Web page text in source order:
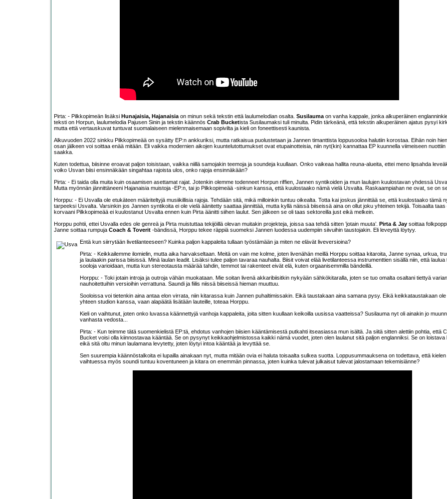
Pirta: - Pilkkopimeän lisäksi Hunajaisia, Hajanaisiaon minun sekä tekstin että laulumelodian osalta. Susilaumaon vanha kappale, jonka alkuperäinen
teksti on Horpun, laulumelodia Pajusen Sinin ja tekstin käännös Crab Bucketista Susilaumaksi tuli minulta. Pidin tärkeänä, että tekstin alkuperäinen ajatus pysyi
mutta että vertauskuvat tuntuvat suomalaiseen mielenmaisemaan sopivilta ja kieli on foneettisesti kaunista.
Alkuvuoden 2022 sinkku Pilkkopimeää on sysätty EP:n ankkuriksi, mutta ratkaisua puolustetaan ja Jannen timanttista loppusooloa halutiin korostaa. Eihän noin
osan jälkeen voi soittaa enää mitään. Eli vaikka modernien aikojen kuuntelutottumukset ovat etupainotteisia, niin nyt(kin) kannattaa EP kuunnella viimeiseen nuottiin
saakka.
Kuten todettua, biisinne eroavat paljon toisistaan, vaikka niillä samojakin teemoja ja soundeja kuullaan. Onko vaikeaa hallita reuna-alueita, ettei meno lipsahda
voiko Usvan biisi ensinnäkään singahtaa rajoista ulos, onko rajoja ensinnäkään?
Pirta: - Ei taida olla muita kuin osaamisen asettamat rajat. Jotenkin olemme todenneet Horpun riffien, Jannen syntikoiden ja mun laulujen kuulostavan yhdessä
Mutta myönnän jännittäneeni Hajanaisia muistoja -EP:n, tai jo Pilkkopimeää -sinkun kanssa, että kuulostaako nämä vielä Usvalta. Raskaampiahan ne ovat, se on
Horppu: - Ei Usvalla ole etukäteen määriteltyjä musiikillisia rajoja. Tehdään sitä, mikä milloinkin tuntuu oikealta. Totta kai joskus jännittää se, että kuulostaako tämä
tarpeeksi Usvalta. Varsinkin jos Jannen syntikoita ei ole vielä äänitetty saattaa jännittää, mutta kyllä näissä biiseissä aina on ollut joku yhteinen tekijä. Toisaalta taas
korvaani Pilkkopimeää ei kuulostanut Usvalta ennen kuin Pirta äänitti siihen laulut. Sen jälkeen se oli taas sektoreilla just eikä melkein.
Horppu pohtii, ettei Usvalla edes ole genreä ja Pirta muistuttaa tekijöillä olevan muitakin projekteja, joissa saa tehdä sitten ’jotain muuta’. Pirta & Jay soittaa
Janne soittaa rumpuja Coach & Toverit -bändissä, Horppu tekee räppiä suomeksi Jannen luodessa uudempiin siivuihin taustojakin. Eli leveyttä löytyy.
Entä kun siirrytään livetilanteeseen? Kuinka paljon kappaleita tullaan työstämään ja miten ne elävät liveversioina?
Pirta: - Keikkailemme ilomielin, mutta aika harvakseltaan. Meitä on vain me kolme, joten livenähän meillä Horppu soittaa kitaroita, Janne synaa, urkua,
ja laulaakin parissa biisissä. Minä laulan leadit. Lisäksi tulee paljon tavaraa nauhalta. Biisit voivat elää livetilanteessa instrumenttien sisällä niin, että laulua
sooloja varioidaan, mutta kun stereotausta määrää tahdin, temmot tai rakenteet eivät elä, kuten orgaanisemmilla bändeillä.
Horppu: - Toki jotain introja ja outroja vähän muokataan. Mie soitan livenä akkaribiisitkin nykyään sähkökitaralla, joten se tuo omalta osaltani tiettyä
nauhoitettuihin versioihin verrattuna. Saundi ja fiilis niissä biiseissä hieman muuttuu.
Sooloissa voi tietenkin aina antaa elon virrata, niin kitarassa kuin Jannen puhaltimissakin. Eikä taustakaan aina samana pysy. Eikä keikkataustakaan
yhteen studion kanssa, vaan alapäätä lisätään lauteille, toteaa Horppu.
Kieli on vaihtunut, joten onko luvassa käännettyjä vanhoja kappaleita, joita sitten kuullaan keikoilla uusissa vaatteissa? Susilauma nyt oli ainakin jo
vanhasta vedosta...
Pirta: - Kun teimme tätä suomenkielistä EP:tä, ehdotus vanhojen biisien kääntämisestä putkahti itseasiassa mun isältä. Ja siitä sitten alettiin pohtia, että
Bucket voisi olla kiinnostavaa kääntää. Se on pysynyt keikkaohjelmistossa kaikki nämä vuodet, joten olen laulanut sitä paljon englanniksi. Se on loistava
eikä sitä oltu minun laulamana levytetty, joten löytyi intoa kääntää ja levyttää se.
Sen suurempia käännöstalkoita ei lupailla ainakaan nyt, mutta mitään ovia ei haluta toisaalta sulkea suotta. Loppusummauksena on todettava, että kielen
vaihtuessa myös soundi tuntuu koventuneen ja kitara on enemmän pinnassa, joten kuinka tulevat julkaisut tulevat jalostamaan tekemisiänne?